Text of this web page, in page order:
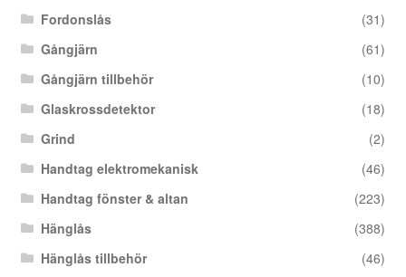
Fordonslås
(31)
Gångjärn
(61)
Gångjärn tillbehör
(10)
Glaskrossdetektor
(18)
Grind
(2)
Handtag elektromekanisk
(46)
Handtag fönster & altan
(223)
Hänglås
(388)
Hänglås tillbehör
(46)